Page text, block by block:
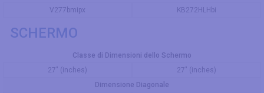
V277bmipx
KB272HLHbi
SCHERMO
Classe di Dimensioni dello Schermo
27" (inches)
27" (inches)
Dimensione Diagonale